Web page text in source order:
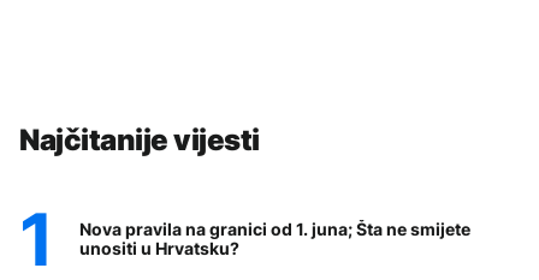
Najčitanije vijesti
Nova pravila na granici od 1. juna; Šta ne smijete
unositi u Hrvatsku?